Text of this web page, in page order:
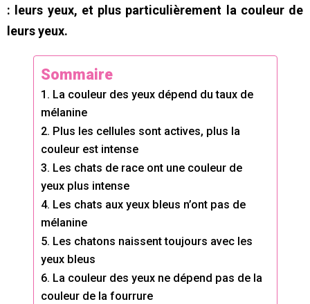
: leurs yeux, et plus particulièrement la couleur de
leurs yeux.
Sommaire
1. La couleur des yeux dépend du taux de
mélanine
2. Plus les cellules sont actives, plus la
couleur est intense
3. Les chats de race ont une couleur de
yeux plus intense
4. Les chats aux yeux bleus n’ont pas de
mélanine
5. Les chatons naissent toujours avec les
yeux bleus
6. La couleur des yeux ne dépend pas de la
couleur de la fourrure